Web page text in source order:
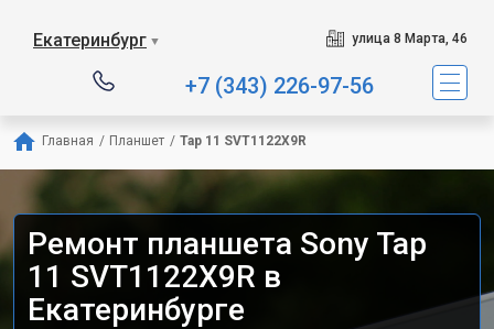
Екатеринбург ▼ улица 8 Марта, 46
+7 (343) 226-97-56
Главная / Планшет / Tap 11 SVT1122X9R
Ремонт планшета Sony Tap
11 SVT1122X9R в
Екатеринбурге